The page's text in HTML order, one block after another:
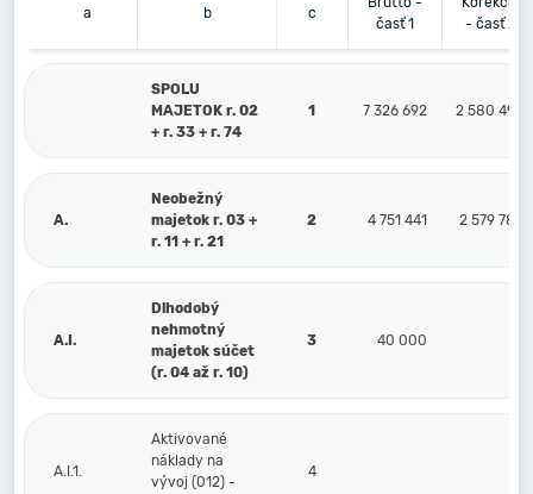
a b c
časť 1
- časť 2
SPOLU
MAJETOK r. 02
+ r. 33 + r. 74
1 7 326 692 2 580 499
A.
Neobežný
majetok r. 03 +
r. 11 + r. 21
2 4 751 441 2 579 783
A.I.
Dlhodobý
nehmotný
majetok súčet
(r. 04 až r. 10)
3 40 000
A.I.1.
Aktivované
náklady na
vývoj (012) -
4